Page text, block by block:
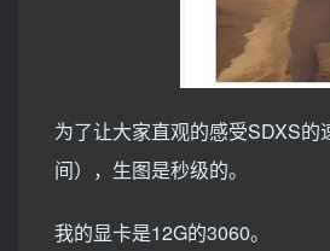
为了让大家直观的感受SDXS
间），生图是秒级的。
我的显卡是12G的3060。